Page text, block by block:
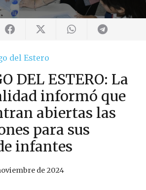
del Estero
DEL ESTERO: La
informó que
abiertas las
para sus
infantes
de 2024